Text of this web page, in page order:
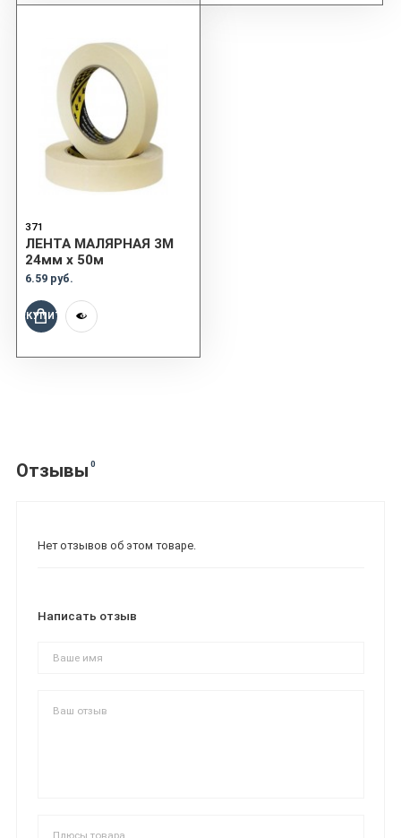
371
ЛЕНТА МАЛЯРНАЯ 3M
24мм x 50м
6.59 руб.
КУПИТЬ
Отзывы 0
Нет отзывов об этом товаре.
Написать отзыв